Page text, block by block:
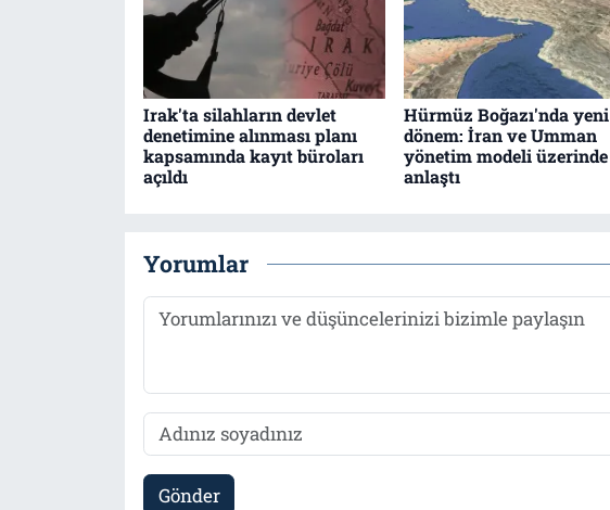
Irak'ta silahların devlet
denetimine alınması planı
kapsamında kayıt büroları
açıldı
Hürmüz Boğazı'nda yeni
dönem: İran ve Umman
yönetim modeli üzerinde
anlaştı
Yorumlar
Gönder